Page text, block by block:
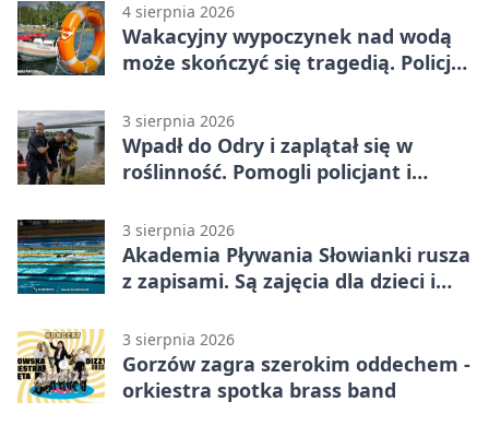
4 sierpnia 2026
Wakacyjny wypoczynek nad wodą
może skończyć się tragedią. Policja
3 sierpnia 2026
Wpadł do Odry i zaplątał się w
roślinność. Pomogli policjant i
3 sierpnia 2026
Akademia Pływania Słowianki rusza
z zapisami. Są zajęcia dla dzieci i
3 sierpnia 2026
Gorzów zagra szerokim oddechem -
orkiestra spotka brass band